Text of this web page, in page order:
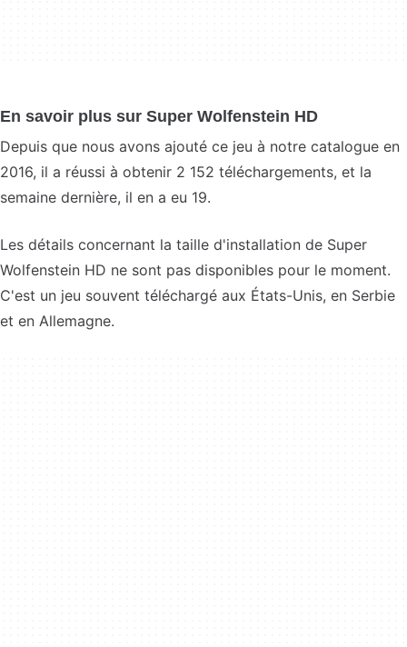
En savoir plus sur Super Wolfenstein HD
Depuis que nous avons ajouté ce jeu à notre catalogue en
2016, il a réussi à obtenir 2 152 téléchargements, et la
semaine dernière, il en a eu 19.
Les détails concernant la taille d'installation de Super
Wolfenstein HD ne sont pas disponibles pour le moment.
C'est un jeu souvent téléchargé aux États-Unis, en Serbie
et en Allemagne.